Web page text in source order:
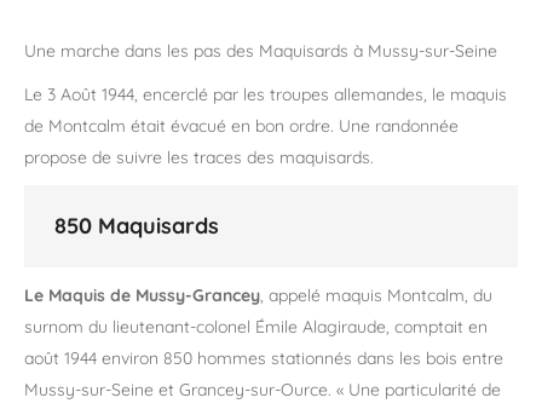
Une marche dans les pas des Maquisards à Mussy-sur-Seine
Le 3 Août 1944, encerclé par les troupes allemandes, le maquis
de Montcalm était évacué en bon ordre. Une randonnée
propose de suivre les traces des maquisards.
850 Maquisards
Le Maquis de Mussy-Grancey, appelé maquis Montcalm, du
surnom du lieutenant-colonel Émile Alagiraude, comptait en
août 1944 environ 850 hommes stationnés dans les bois entre
Mussy-sur-Seine et Grancey-sur-Ource. « Une particularité de